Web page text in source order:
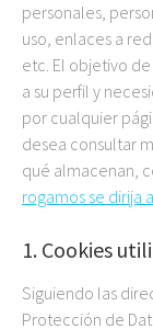
personales,
uso, enlaces a
etc. El objetivo de
a su perfil y
por cualquier
desea consultar
qué almacenan,
rogamos se dirija
1. Cookies
Siguiendo las
Protección de